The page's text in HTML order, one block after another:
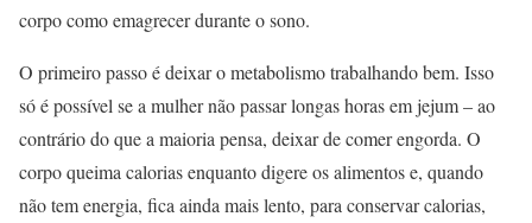
corpo como emagrecer durante o sono.
O primeiro passo é deixar o metabolismo trabalhando bem. Isso
só é possível se a mulher não passar longas horas em jejum – ao
contrário do que a maioria pensa, deixar de comer engorda. O
corpo queima calorias enquanto digere os alimentos e, quando
não tem energia, fica ainda mais lento, para conservar calorias,